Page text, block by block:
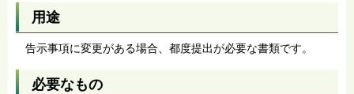
用途
告示事項に変更がある場合、都度提出が必要な書類です。
必要なもの